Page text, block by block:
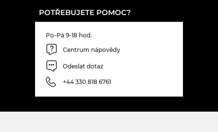
POTŘEBUJETE POMOC?
Po-Pá 9-18 hod.
Centrum nápovědy
Odeslat dotaz
+44 330 818 6761